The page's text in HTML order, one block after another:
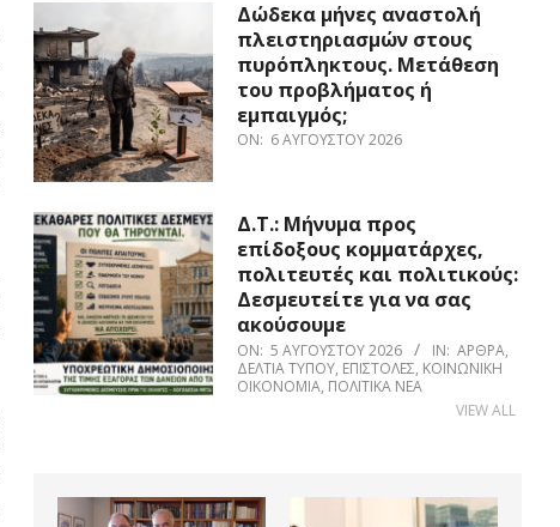
Δώδεκα μήνες αναστολή
πλειστηριασμών στους
πυρόπληκτους. Μετάθεση
του προβλήματος ή
εμπαιγμός;
ON: 6 ΑΥΓΟΎΣΤΟΥ 2026
Δ.Τ.: Μήνυμα προς
επίδοξους κομματάρχες,
πολιτευτές και πολιτικούς:
Δεσμευτείτε για να σας
ακούσουμε
ON: 5 ΑΥΓΟΎΣΤΟΥ 2026 IN: ΆΡΘΡΑ,
ΔΕΛΤΊΑ ΤΎΠΟΥ, ΕΠΙΣΤΟΛΈΣ, ΚΟΙΝΩΝΙΚΉ
ΟΙΚΟΝΟΜΊΑ, ΠΟΛΙΤΙΚΆ ΝΈΑ
VIEW ALL